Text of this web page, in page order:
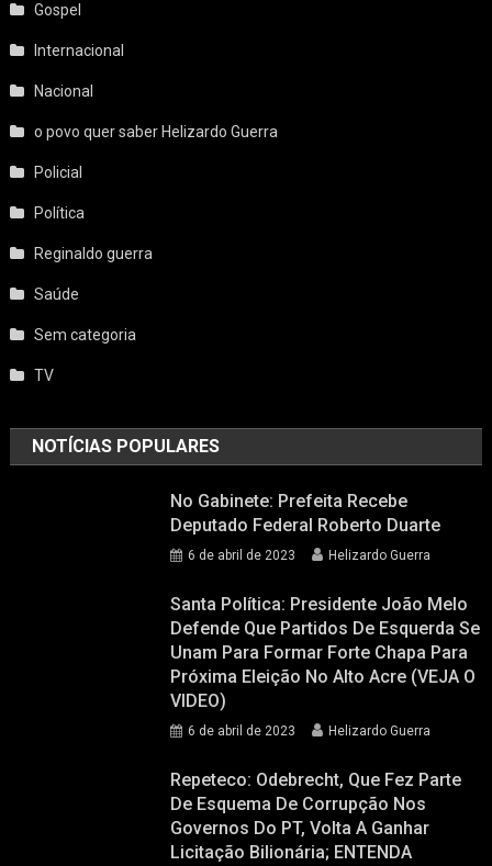
Gospel
Internacional
Nacional
o povo quer saber Helizardo Guerra
Policial
Política
Reginaldo guerra
Saúde
Sem categoria
TV
NOTÍCIAS POPULARES
No Gabinete: Prefeita Recebe
Deputado Federal Roberto Duarte
6 de abril de 2023 Helizardo Guerra
Santa Política: Presidente João Melo
Defende Que Partidos De Esquerda Se
Unam Para Formar Forte Chapa Para
Próxima Eleição No Alto Acre (VEJA O
VIDEO)
6 de abril de 2023 Helizardo Guerra
Repeteco: Odebrecht, Que Fez Parte
De Esquema De Corrupção Nos
Governos Do PT, Volta A Ganhar
Licitação Bilionária; ENTENDA